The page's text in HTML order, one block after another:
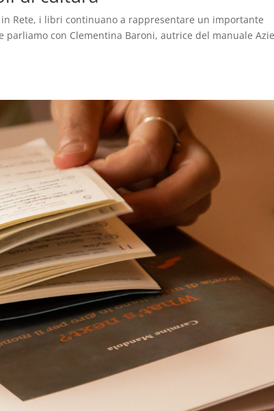
Rete, i libri continuano a rappresentare un importante
con Clementina Baroni, autrice del manuale